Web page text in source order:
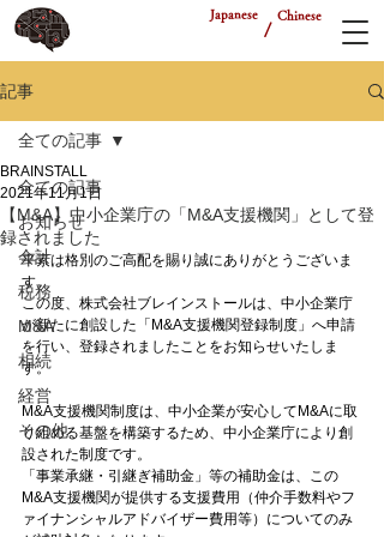
Japanese Chinese
/
記事
全ての記事
お知らせ
会計
税務
M&A
相続
経営
その他
全ての記事
【M&A】中小企業庁の「M&A支援機関」として登
録されました
BRAINSTALL
2021年11月1日
平素は格別のご高配を賜り誠にありがとうございま
す。
この度、株式会社ブレインストールは、中小企業庁
が新たに創設した「M&A支援機関登録制度」へ申請
を行い、登録されましたことをお知らせいたしま
す。
M&A支援機関制度は、中小企業が安心してM&Aに取
り組める基盤を構築するため、中小企業庁により創
設された制度です。
「事業承継・引継ぎ補助金」等の補助金は、この
M&A支援機関が提供する支援費用（仲介手数料やフ
ァイナンシャルアドバイザー費用等）についてのみ